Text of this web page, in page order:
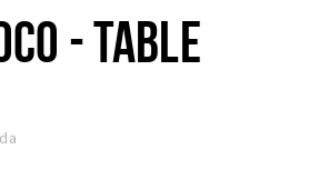
hulp
- TABLE